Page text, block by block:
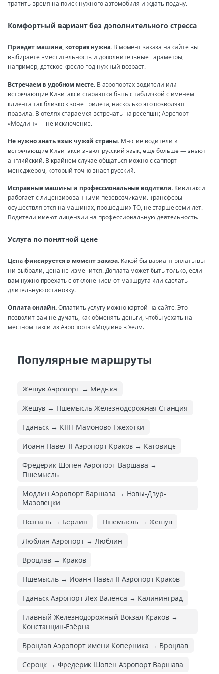
тратить время на поиск нужного автомобиля и ждать подачу.
Комфортный вариант без дополнительного стресса
Приедет машина, которая нужна. В момент заказа на сайте вы
выбираете вместительность и дополнительные параметры,
например, детское кресло под нужный возраст.
Встречаем в удобном месте. В аэропортах водители или
встречающие Кивитакси стараются быть с табличкой с именем
клиента так близко к зоне прилета, насколько это позволяют
правила. В отелях стараемся встречать на ресепшн; Аэропорт
«Модлин» — не исключение.
Не нужно знать язык чужой страны. Многие водители и
встречающие Кивитакси знают русский язык, еще больше — знают
английский. В крайнем случае общаться можно с саппорт-
менеджером, который точно знает русский.
Исправные машины и профессиональные водители. Кивитакси
работает с лицензированными перевозчиками. Трансферы
осуществляются на машинах, прошедших ТО, не старше семи лет.
Водители имеют лицензии на профессиональную деятельность.
Услуга по понятной цене
Цена фиксируется в момент заказа. Какой бы вариант оплаты вы
ни выбрали, цена не изменится. Доплата может быть только, если
вам нужно проехать с отклонением от маршрута или сделать
длительную остановку.
Оплата онлайн.Оплатить услугу можно картой на сайте. Это
позволит вам не думать, как обменять деньги, чтобы уехать на
местном такси из Аэропорта «Модлин» в Хелм.
Популярные маршруты
Жешув Аэропорт → Медыка
Жешув → Пшемысль Железнодорожная Cтанция
Гданьск → КПП Мамоново-Гжехотки
Иоанн Павел II Аэропорт Краков → Катовице
Фредерик Шопен Аэропорт Варшава →
Пшемысль
Модлин Аэропорт Варшава → Новы-Двур-
Мазовецки
Познань → Берлин Пшемысль → Жешув
Люблин Аэропорт → Люблин
Вроцлав → Краков
Пшемысль → Иоанн Павел II Аэропорт Краков
Гданьск Аэропорт Лех Валенса → Калининград
Главный Железнодорожный Вокзал Краков →
Констанцин-Езёрна
Вроцлав Аэропорт имени Коперника → Вроцлав
Сероцк → Фредерик Шопен Аэропорт Варшава